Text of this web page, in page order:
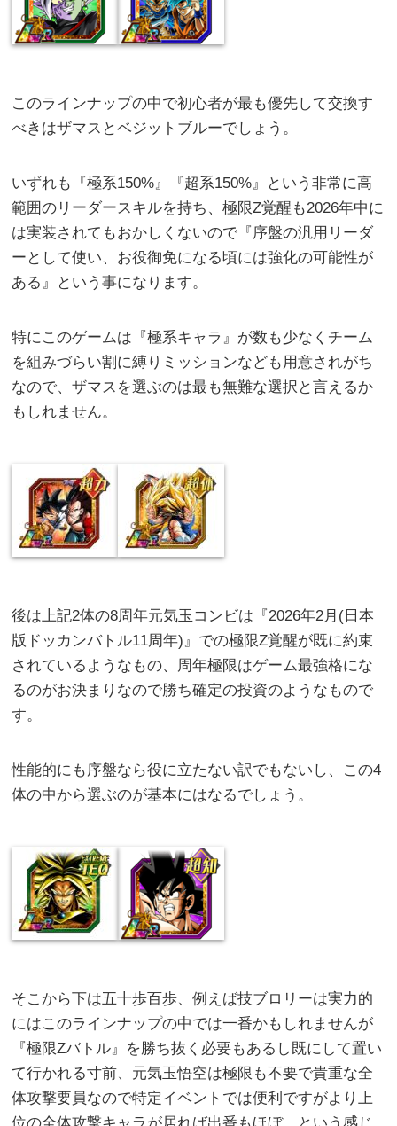
このラインナップの中で初心者が最も優先して交換す
べきはザマスとベジットブルーでしょう。
いずれも『極系150%』『超系150%』という非常に高
範囲のリーダースキルを持ち、極限Z覚醒も2026年中に
は実装されてもおかしくないので『序盤の汎用リーダ
ーとして使い、お役御免になる頃には強化の可能性が
ある』という事になります。
特にこのゲームは『極系キャラ』が数も少なくチーム
を組みづらい割に縛りミッションなども用意されがち
なので、ザマスを選ぶのは最も無難な選択と言えるか
もしれません。
後は上記2体の8周年元気玉コンビは『2026年2月(日本
版ドッカンバトル11周年)』での極限Z覚醒が既に約束
されているようなもの、周年極限はゲーム最強格にな
るのがお決まりなので勝ち確定の投資のようなもので
す。
性能的にも序盤なら役に立たない訳でもないし、この4
体の中から選ぶのが基本にはなるでしょう。
そこから下は五十歩百歩、例えば技ブロリーは実力的
にはこのラインナップの中では一番かもしれませんが
『極限Zバトル』を勝ち抜く必要もあるし既にして置い
て行かれる寸前、元気玉悟空は極限も不要で貴重な全
体攻撃要員なので特定イベントでは便利ですがより上